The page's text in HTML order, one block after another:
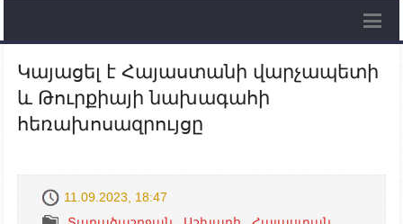
Կայացել է Հայաստանի վարչապետի
և Թուրքիայի նախագահի
հեռախոսազրույցը
11.09.2023, 18:47